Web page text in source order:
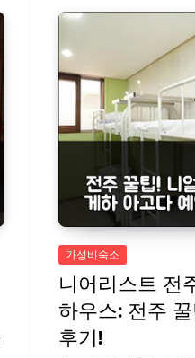
가성비숙소
니어리스트 전
하우스: 전주
후기!